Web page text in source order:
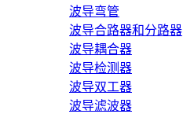
波导弯管
波导合路器和分路器
波导耦合器
波导检测器
波导双工器
波导滤波器